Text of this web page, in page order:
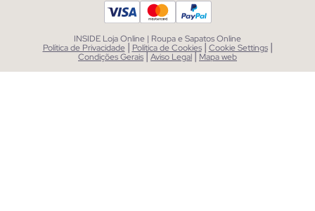
INSIDE Loja Online | Roupa e Sapatos Online
Política de Privacidade | Política de Cookies | Cookie Settings |
Condições Gerais|Aviso Legal| Mapa web